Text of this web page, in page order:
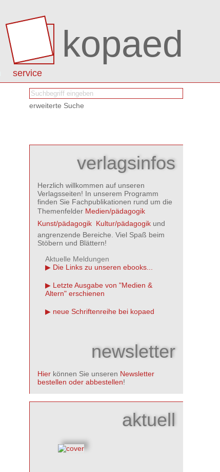
kopaed
service
erweiterte Suche
verlagsinfos
Herzlich willkommen auf unseren
Verlagsseiten! In unserem Programm
finden Sie Fachpublikationen rund um die
Themenfelder Medien/pädagogik
Kunst/pädagogik Kultur/pädagogik und
angrenzende Bereiche. Viel Spaß beim
Stöbern und Blättern!
Aktuelle Meldungen
Die Links zu unseren ebooks...
Letzte Ausgabe von "Medien &
Altern" erschienen
neue Schriftenreihe bei kopaed
newsletter
Hier können Sie unseren Newsletter
bestellen oder abbestellen!
aktuell